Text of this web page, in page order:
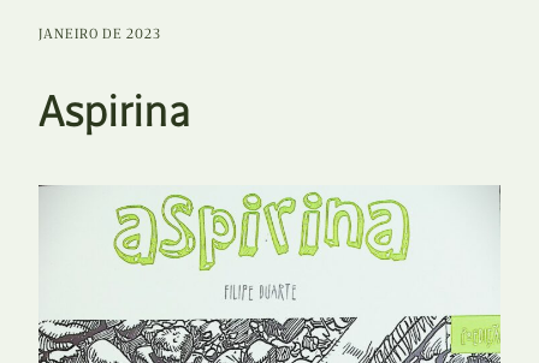
JANEIRO DE 2023
Aspirina